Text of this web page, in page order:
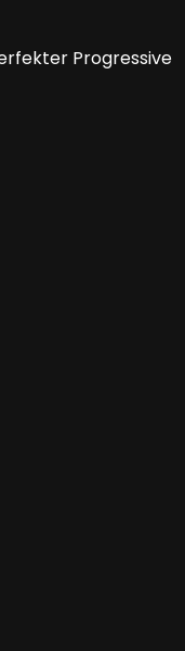
Progressive